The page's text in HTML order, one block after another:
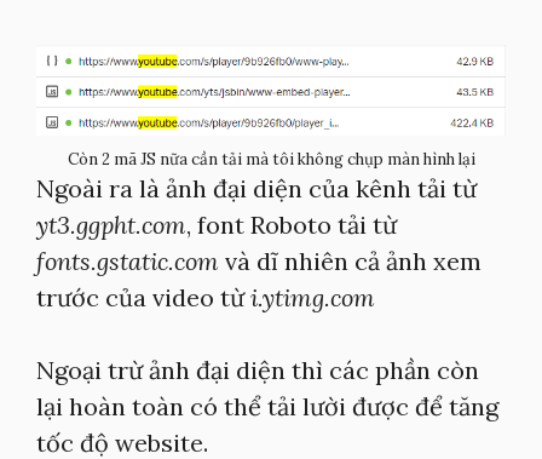
Còn 2 mã JS nữa cần tải mà tôi không chụp màn hình lại
Ngoài ra là ảnh đại diện của kênh tải từ
yt3.ggpht.com, font Roboto tải từ
fonts.gstatic.com và dĩ nhiên cả ảnh xem
trước của video từi.ytimg.com
Ngoại trừ ảnh đại diện thì các phần còn
lại hoàn toàn có thể tải lười được để tăng
tốc độ website.